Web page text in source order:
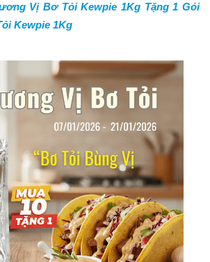
Vị Bơ Tỏi Kewpie 1Kg Tặng 1 Gói
Kewpie 1Kg